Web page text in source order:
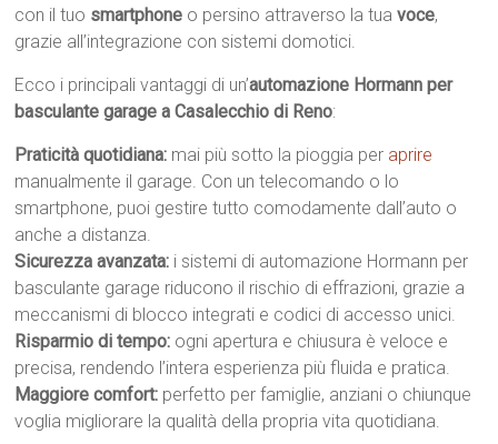
con il tuo smartphone o persino attraverso la tuavoce,
grazie all’integrazione con sistemi domotici.
Ecco i principali vantaggi di un’automazione Hormann per
basculante garage a Casalecchio di Reno:
Praticità quotidiana: mai più sotto la pioggia per aprire
manualmente il garage. Con un telecomando o lo
smartphone, puoi gestire tutto comodamente dall’auto o
anche a distanza.
Sicurezza avanzata: i sistemi di automazione Hormann per
basculante garage riducono il rischio di effrazioni, grazie a
meccanismi di blocco integrati e codici di accesso unici.
Risparmio di tempo: ogni apertura e chiusura è veloce e
precisa, rendendo l’intera esperienza più fluida e pratica.
Maggiore comfort: perfetto per famiglie, anziani o chiunque
voglia migliorare la qualità della propria vita quotidiana.